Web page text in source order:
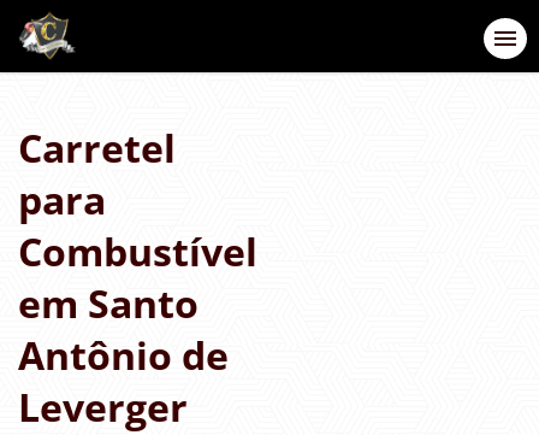
Carretel
para
Combustível
em Santo
Antônio de
Leverger